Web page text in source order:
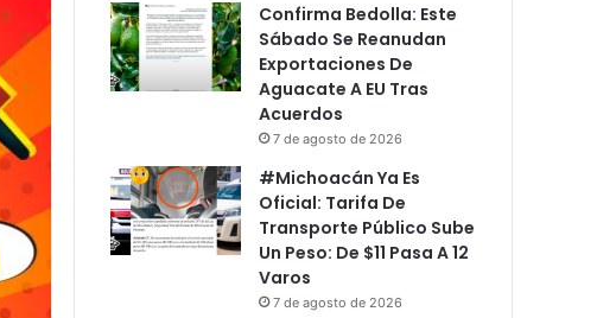
Confirma Bedolla: Este
Sábado Se Reanudan
Exportaciones De
Aguacate A EU Tras
Acuerdos
7 de agosto de 2026
#Michoacán Ya Es
Oficial: Tarifa De
Transporte Público Sube
Un Peso: De $11 Pasa A 12
Varos
7 de agosto de 2026